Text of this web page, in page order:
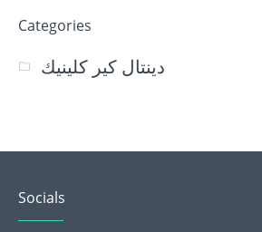
Categories
دينتال كير كلينيك
Socials